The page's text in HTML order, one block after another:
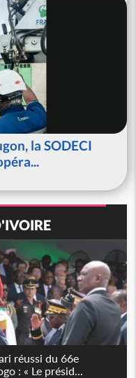
la SODECI
réussi du 66e
: « Le présid...